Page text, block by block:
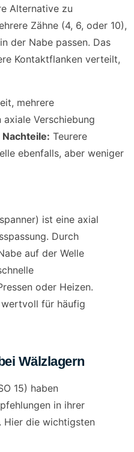
Alternative zu
Zähne (4, 6, oder 10),
der Nabe passen. Das
Kontaktflanken verteilt,
mehrere
Verschiebung
Nachteile: Teurere
ebenfalls, aber weniger
ist eine axial
Durch
auf der Welle
oder Heizen.
wertvoll für häufig
Wälzlagern
15) haben
in ihrer
Hier die wichtigsten